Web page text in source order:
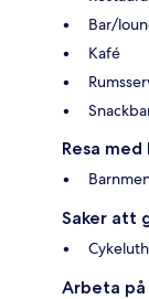
Bar/
Kafé
Resa med
Saker att
Arbeta på